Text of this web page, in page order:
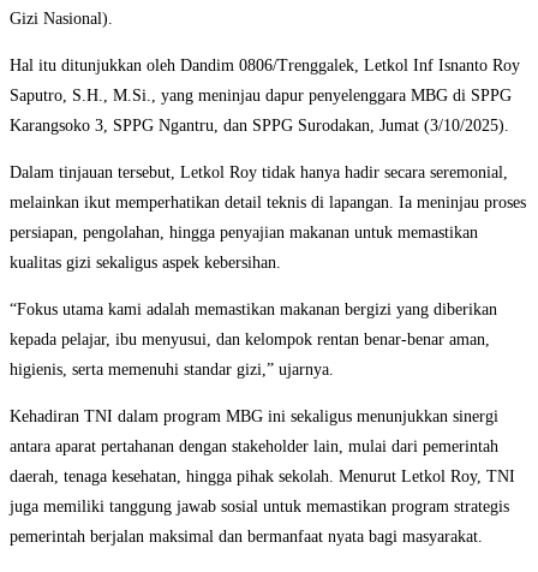
Gizi Nasional).
Hal itu ditunjukkan oleh Dandim 0806/Trenggalek, Letkol Inf Isnanto Roy
Saputro, S.H., M.Si., yang meninjau dapur penyelenggara MBG di SPPG
Karangsoko 3, SPPG Ngantru, dan SPPG Surodakan, Jumat (3/10/2025).
Dalam tinjauan tersebut, Letkol Roy tidak hanya hadir secara seremonial,
melainkan ikut memperhatikan detail teknis di lapangan. Ia meninjau proses
persiapan, pengolahan, hingga penyajian makanan untuk memastikan
kualitas gizi sekaligus aspek kebersihan.
“Fokus utama kami adalah memastikan makanan bergizi yang diberikan
kepada pelajar, ibu menyusui, dan kelompok rentan benar-benar aman,
higienis, serta memenuhi standar gizi,” ujarnya.
Kehadiran TNI dalam program MBG ini sekaligus menunjukkan sinergi
antara aparat pertahanan dengan stakeholder lain, mulai dari pemerintah
daerah, tenaga kesehatan, hingga pihak sekolah. Menurut Letkol Roy, TNI
juga memiliki tanggung jawab sosial untuk memastikan program strategis
pemerintah berjalan maksimal dan bermanfaat nyata bagi masyarakat.